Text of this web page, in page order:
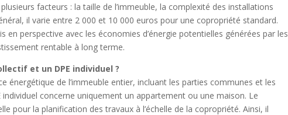
facteurs : la taille de l’immeuble, la complexité des installations
il varie entre 2 000 et 10 000 euros pour une copropriété standard.
perspective avec les économies d’énergie potentielles générées par les
rentable à long terme.
et un DPE individuel ?
énergétique de l’immeuble entier, incluant les parties communes et les
concerne uniquement un appartement ou une maison. Le
pour la planification des travaux à l’échelle de la copropriété. Ainsi, il